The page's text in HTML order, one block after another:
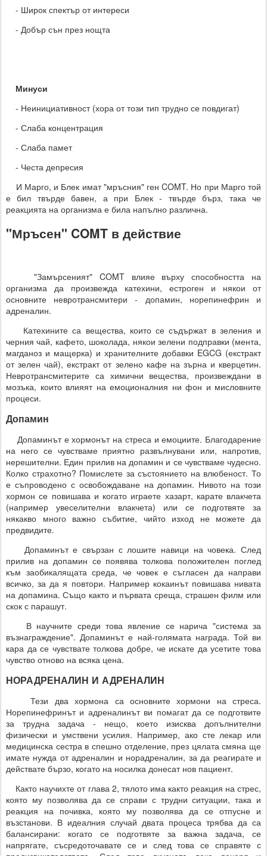
- Широк спектър от интереси
- Добър сън през нощта
Минуси
- Неинициативност (хора от този тип трудно се повдигат)
- Слаба концентрация
- Слаба памет
- Честа депресия
И Марго, и Блек имат "мръсния" ген COMT. Но при Марго той
е бил твърде бавен, а при Блек - твърде бърз, така че
реакцията на организма е била напълно различна.
"Мръсен" COMT в действие
"Замърсеният" COMT влияе върху способността на
организма да произвежда катехини, естроген и някои от
основните невротрансмитери - допамин, норепинефрин и
адреналин.
Катехините са вещества, които се съдържат в зеления и
черния чай, кафето, шоколада, някои зелени подправки (мента,
магданоз и мащерка) и хранителните добавки EGCG (екстракт
от зелен чай), екстракт от зелено кафе на зърна и кверцетин.
Невротрансмитерите са химични вещества, произвеждани в
мозъка, които влияят на емоционалния ни фон и мисловните
процеси.
Допамин
Допаминът е хормонът на стреса и емоциите. Благодарение
на него се чувстваме приятно развълнувани или, напротив,
нерешителни. Един прилив на допамин и се чувстваме чудесно.
Колко страхотно? Помислете за състоянието на влюбеност. То
е съпроводено с освобождаване на допамин. Нивото на този
хормон се повишава и когато играете хазарт, карате влакчета
(например увеселителни влакчета) или се подготвяте за
някакво много важно събитие, чийто изход не можете да
предвидите.
Допаминът е свързан с лошите навици на човека. След
прилив на допамин се появява толкова положителен поглед
към заобикалящата среда, че човек е съгласен да направи
всичко, за да я повтори. Например кокаинът повишава нивата
на допамина. Също както и първата среща, страшен филм или
скок с парашут.
В научните среди това явление се нарича "система за
възнаграждение". Допаминът е най-голямата награда. Той ви
кара да се чувствате толкова добре, че искате да усетите това
чувство отново на всяка цена.
НОРАДРЕНАЛИН И АДРЕНАЛИН
Тези два хормона са основните хормони на стреса.
Норепинефринът и адреналинът ви помагат да се подготвите
за трудна задача - нещо, което изисква допълнителни
физически и умствени усилия. Например, ако сте лекар или
медицинска сестра в спешно отделение, през цялата смяна ще
имате нужда от адреналин и норадреналин, за да реагирате и
действате бързо, когато на носилка донесат нов пациент.
Както научихте от глава 2, тялото има както реакция на стрес,
която му позволява да се справи с трудни ситуации, така и
реакция на почивка, която му позволява да се отпусне и
възстанови. В идеалния случай двата процеса трябва да са
балансирани: когато се подготвяте за важна задача, се
напрягате, съсредоточавате се и след това се справяте с